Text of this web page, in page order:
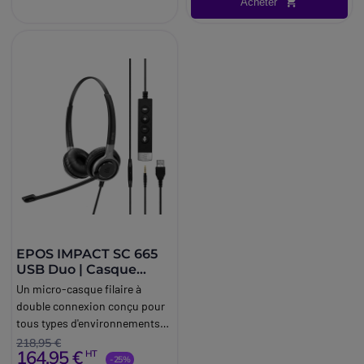
EPOS IMPACT SC 665
USB Duo | Casque
PC/Mac
Un micro-casque filaire à
double connexion conçu pour
tous types d'environnements
professionnels.
218,95 €
164,95 € HT -25%